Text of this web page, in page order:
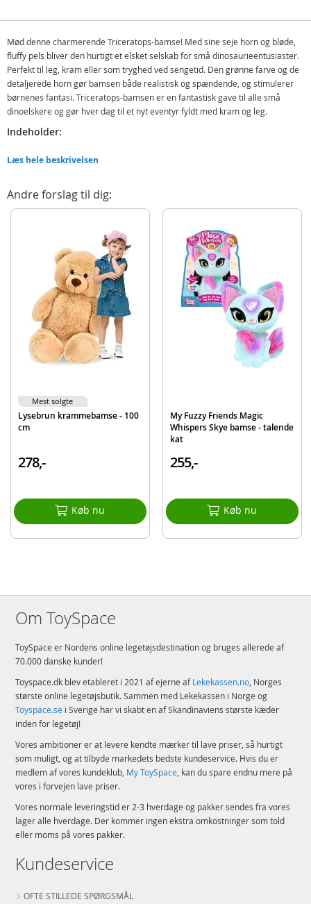
Mød denne charmerende Triceratops-bamse! Med sine seje horn og bløde,
fluffy pels bliver den hurtigt et elsket selskab for små dinosaurieentusiaster.
Perfekt til leg, kram eller som tryghed ved sengetid. Den grønne farve og de
detaljerede horn gør bamsen både realistisk og spændende, og stimulerer
børnenes fantasi. Triceratops-bamsen er en fantastisk gave til alle små
dinoelskere og gør hver dag til et nyt eventyr fyldt med kram og leg.
Indeholder:
Mål: 100 cm
Alder: fra 3 år
8721037569842
Læs hele beskrivelsen
Andre forslag til dig:
Lysebrun krammebamse - 100
cm
278,-
Køb nu
Mest solgte
My Fuzzy Friends Magic
Whispers Skye bamse - talende
kat
255,-
Køb nu
Om ToySpace
ToySpace er Nordens online legetøjsdestination og bruges allerede af
70.000 danske kunder!
Toyspace.dk blev etableret i 2021 af ejerne afLekekassen.no, Norges
største online legetøjsbutik. Sammen med Lekekassen i Norge og
Toyspace.se i Sverige har vi skabt en af Skandinaviens største kæder
inden for legetøj!
Vores ambitioner er at levere kendte mærker til lave priser, så hurtigt
som muligt, og at tilbyde markedets bedste kundeservice. Hvis du er
medlem af vores kundeklub, My ToySpace, kan du spare endnu mere på
vores i forvejen lave priser.
Vores normale leveringstid er 2-3 hverdage og pakker sendes fra vores
lager alle hverdage. Der kommer ingen ekstra omkostninger som told
eller moms på vores pakker.
Kundeservice
OFTE STILLEDE SPØRGSMÅL